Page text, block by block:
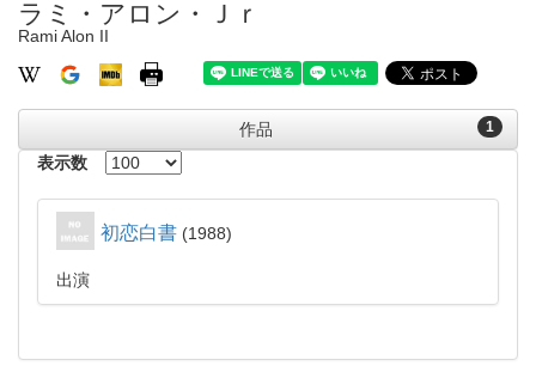
ラミ・アロン・Ｊｒ
Rami Alon II
1
作品
表示数
初恋白書 1988
出演